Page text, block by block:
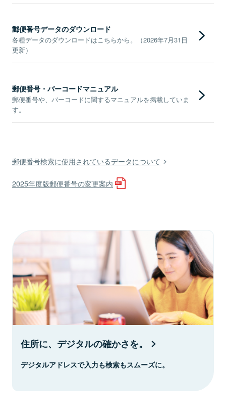
郵便番号データのダウンロード
各種データのダウンロードはこちらから。（2026年7月31日
更新）
郵便番号・バーコードマニュアル
郵便番号や、バーコードに関するマニュアルを掲載していま
す。
郵便番号検索に使用されているデータについて
2025年度版郵便番号の変更案内
住所に、デジタルの確かさを。
デジタルアドレスで入力も検索もスムーズに。